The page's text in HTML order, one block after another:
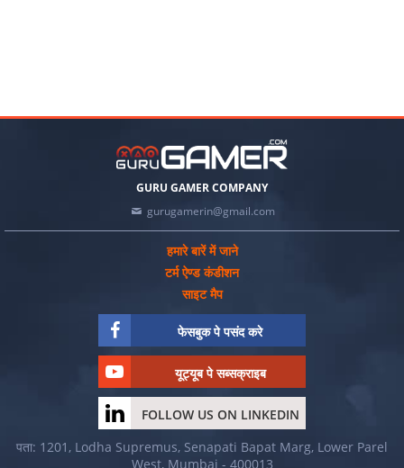
GURU GAMER COMPANY
gurugamerin@gmail.com
हमारे बारें में जाने
टर्म ऐण्ड कंडीशन
साइट मैप
फेसबुक पे पसंद करे
यूट्यूब पे सब्सक्राइब
FOLLOW US ON LINKEDIN
पता: 1201, Lodha Supremus, Senapati Bapat Marg, Lower Parel
West, Mumbai - 400013